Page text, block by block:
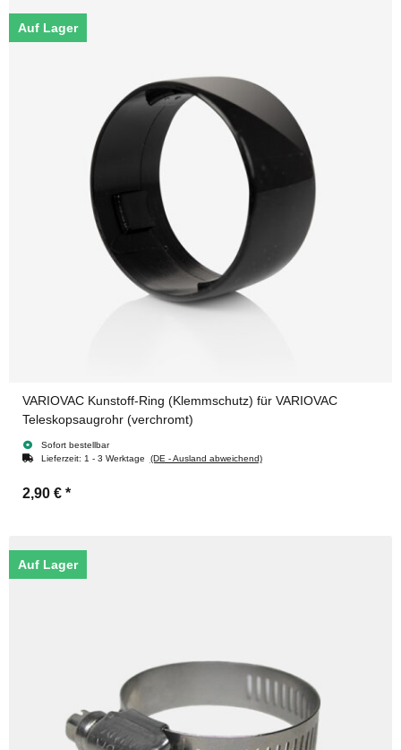
Auf Lager
VARIOVAC Kunstoff-Ring (Klemmschutz) für VARIOVAC
Teleskopsaugrohr (verchromt)
Sofort bestellbar
Lieferzeit: 1 - 3 Werktage (DE - Ausland abweichend)
2,90 € *
Auf Lager